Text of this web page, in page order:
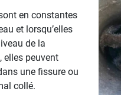
en constantes
et lorsqu’elles
de la
elles peuvent
une fissure ou
collé.